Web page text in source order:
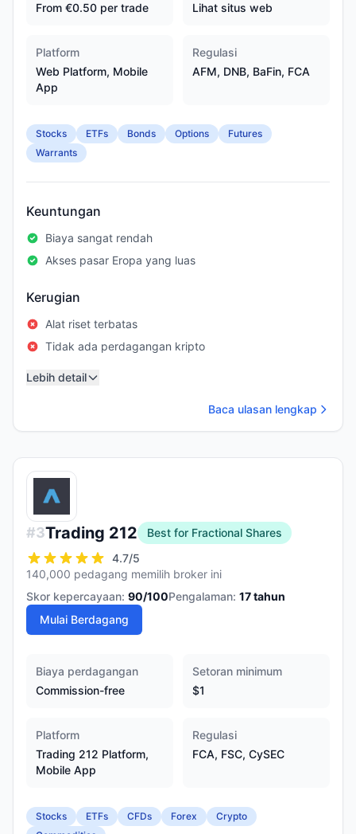
From €0.50 per trade
Lihat situs web
Platform
Web Platform, Mobile
App
Regulasi
AFM, DNB, BaFin, FCA
Stocks ETFs Bonds Options
Futures
Warrants
Keuntungan
Biaya sangat rendah
Akses pasar Eropa yang luas
Kerugian
Alat riset terbatas
Tidak ada perdagangan kripto
Lebih detail
Baca ulasan lengkap
#3Trading 212
Best for Fractional Shares
4.7/5
140,000 pedagang memilih broker ini
Skor kepercayaan: 90/100Pengalaman: 17tahun
Mulai Berdagang
Biaya perdagangan
Commission-free
Setoran minimum
$1
Platform
Trading 212 Platform,
Mobile App
Regulasi
FCA, FSC, CySEC
Stocks ETFs CFDs Forex
Crypto